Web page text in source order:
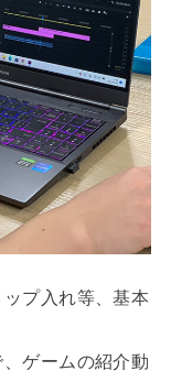
プ入れ等、基本
ゲームの紹介動